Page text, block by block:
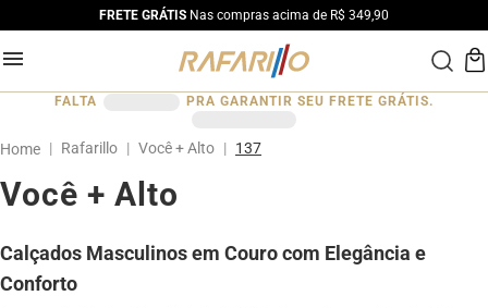
FRETE GRÁTIS Nas compras acima de R$ 349,90
FALTA PRA GARANTIR SEU FRETE GRÁTIS.
Rafarillo Você + Alto 137
Você + Alto
Calçados Masculinos em Couro com Elegância e
Conforto